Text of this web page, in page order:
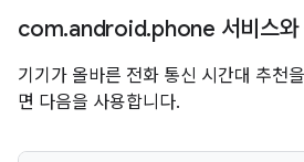
com.android.phone 서비스와
기기가 올바른 전화 통신 시간대 추천
면 다음을 사용합니다.